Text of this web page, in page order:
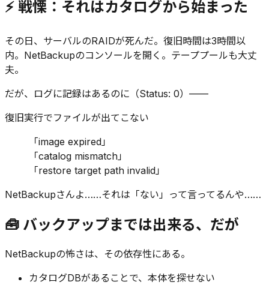
⚡ 戦慄：それはカタログから始まった
その日、サーバルのRAIDが死んだ。復旧時間は3時間以
内。NetBackupのコンソールを開く。テーププールも大丈
夫。
だが、ログに記録はあるのに（Status: 0）——
復旧実行でファイルが出てこない
「image expired」
「catalog mismatch」
「restore target path invalid」
NetBackupさんよ……それは「ない」って言ってるんや……
🧰 バックアップまでは出来る、だが
NetBackupの怖さは、その依存性にある。
カタログDBがあることで、本体を探せない